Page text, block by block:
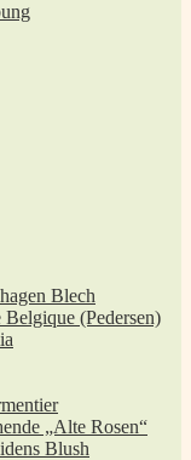
Blech
(Pedersen)
„Alte Rosen“
Blush